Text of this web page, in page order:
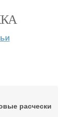
расчески